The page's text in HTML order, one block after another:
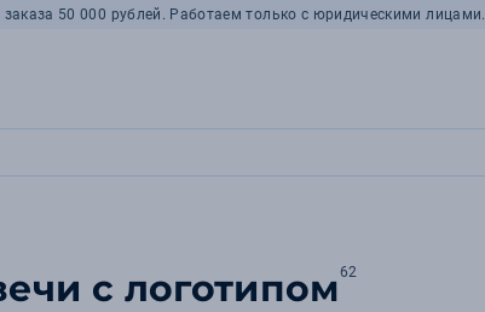
50 000 рублей. Работаем только с юридическими лицами.
с логотипом62